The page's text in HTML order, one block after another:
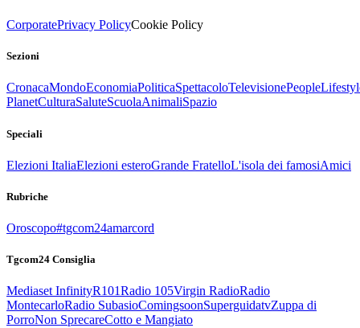
CorporatePrivacy PolicyCookie Policy
Sezioni
CronacaMondoEconomiaPoliticaSpettacoloTelevisionePeople
PlanetCulturaSaluteScuolaAnimaliSpazio
Speciali
Elezioni ItaliaElezioni esteroGrande FratelloL'isola dei famosiAmici
Rubriche
Oroscopo#tgcom24amarcord
Tgcom24 Consiglia
Mediaset InfinityR101Radio 105Virgin RadioRadio
MontecarloRadio SubasioComingsoonSuperguidatvZuppa di
PorroNon SprecareCotto e Mangiato